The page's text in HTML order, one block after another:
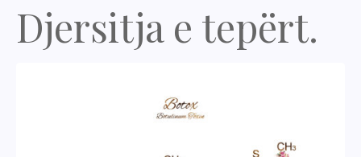
Djersitja e tepërt.